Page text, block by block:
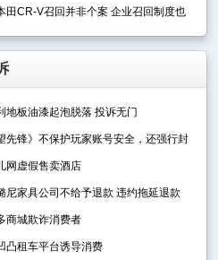
田CR-V召回并非个案 企业召回制度也
地板油漆起泡脱落 投诉无门
先锋》不保护玩家账号安全，还强行封
网虚假售卖酒店
尼家具公司不给予退款 违约拖延退款
商城欺诈消费者
凸租车平台诱导消费